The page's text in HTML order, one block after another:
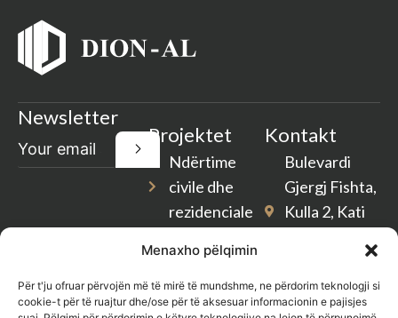
Menaxho pëlqimin
Për t'ju ofruar përvojën më të mirë të mundshme, ne përdorim teknologji si
cookie-t për të ruajtur dhe/ose për të aksesuar informacionin e pajisjes
Newsletter
Projektet
Ndërtime
civile dhe
rezidenciale
Rikonstruksione
Pastrim
Gjelbërim
Kontakt
Bulevardi
Gjergj Fishta,
Kulla 2, Kati
dion-